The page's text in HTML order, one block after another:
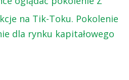
na Tik-Toku. Pokolenie
dla rynku kapitałowego